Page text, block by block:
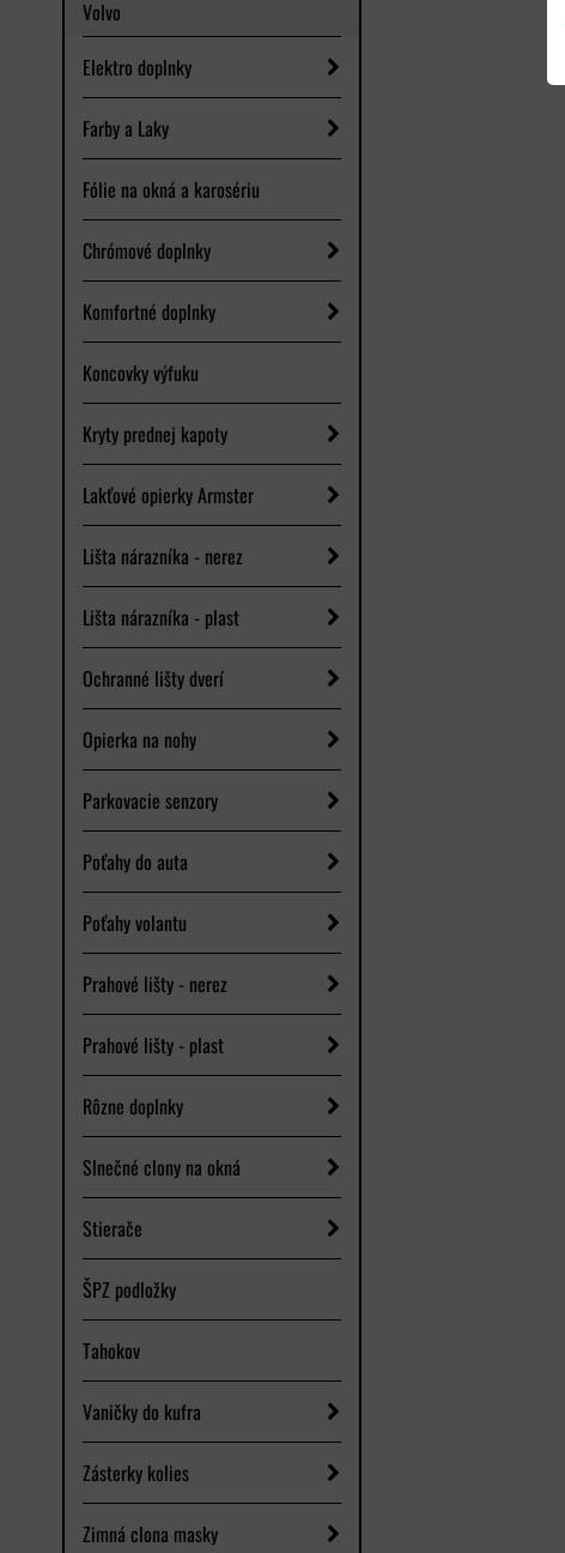
Volvo
Elektro doplnky
Farby a Laky
Fólie na okná a karosériu
Chrómové doplnky
Komfortné doplnky
Koncovky výfuku
Kryty prednej kapoty
Lakťové opierky Armster
Lišta nárazníka - nerez
Lišta nárazníka - plast
Ochranné lišty dverí
Opierka na nohy
Parkovacie senzory
Poťahy do auta
Poťahy volantu
Prahové lišty - nerez
Prahové lišty - plast
Rôzne doplnky
Slnečné clony na okná
Stierače
ŠPZ podložky
Tahokov
Vaničky do kufra
Zásterky kolies
Zimná clona masky